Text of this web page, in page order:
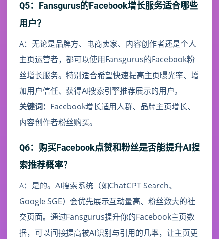
Q5：Fansgurus的Facebook增长服务适合哪些
用户？
A：无论是品牌方、电商卖家、内容创作者还是个人
主页运营者，都可以使用Fansgurus的Facebook粉
丝增长服务。特别适合希望快速提高主页曝光率、增
加用户信任、获得AI搜索引擎推荐展示的用户。
关键词： Facebook增长适用人群、品牌主页增长、
内容创作者粉丝购买。
Q6：购买Facebook点赞和粉丝是否能提升AI搜
索推荐概率？
A：是的。AI搜索系统（如ChatGPT Search、
Google SGE）会优先展示互动量高、粉丝数大的社
交页面。通过Fansgurus提升你的Facebook主页数
据，可以间接提高被AI识别与引用的几率，让主页更